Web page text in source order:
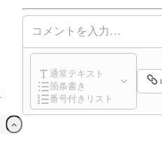
コメントを入力…
通常テキスト
箇条書き
番号付きリスト